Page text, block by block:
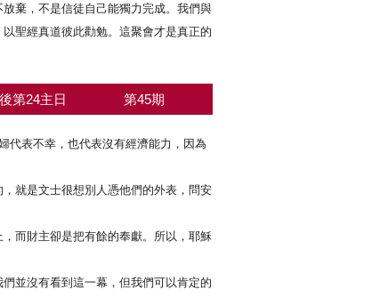
棄，不是信徒自己能獨力完成。我們與
聖經真道彼此勸勉。這聚會才是真正的
第24主日 第45期
代表不幸，也代表沒有經濟能力，因為
就是文士很想別人憑他們的外表，問安
而財主卻是把有餘的奉獻。所以，耶穌
並沒有看到這一幕，但我們可以肯定的